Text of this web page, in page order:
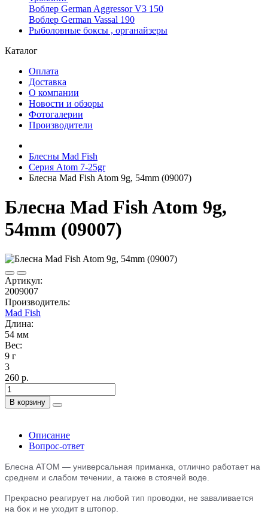
Воблер German Aggressor V3 150
Воблер German Vassal 190
Рыболовные боксы , органайзеры
Каталог
Оплата
Доставка
О компании
Новости и обзоры
Фотогалерии
Производители
Блесны Mad Fish
Серия Atom 7-25gr
Блесна Mad Fish Atom 9g, 54mm (09007)
Блесна Mad Fish Atom 9g,
54mm (09007)
Артикул:
2009007
Производитель:
Mad Fish
Длина:
54 мм
Вес:
9 г
3
260 р.
В корзину
Описание
Вопрос-ответ
Блесна ATOM — универсальная приманка, отлично работает на
среднем и слабом течении, а также в стоячей воде.
Прекрасно реагирует на любой тип проводки, не заваливается
на бок и не уходит в штопор.